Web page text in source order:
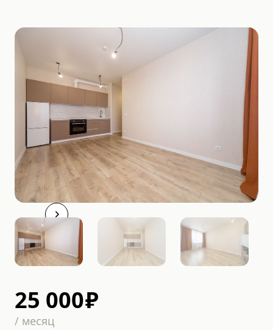
25 000₽
/ месяц